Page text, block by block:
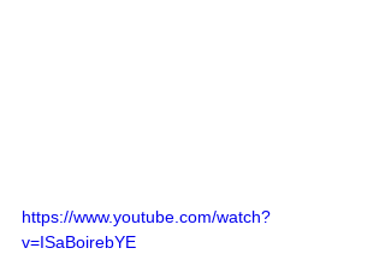
https://www.youtube.com/watch?
v=ISaBoirebYE